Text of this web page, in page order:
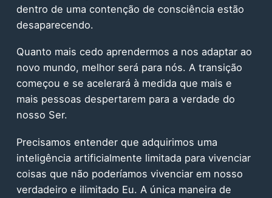
dentro de uma contenção de consciência estão
desaparecendo.
Quanto mais cedo aprendermos a nos adaptar ao
novo mundo, melhor será para nós. A transição
começou e se acelerará à medida que mais e
mais pessoas despertarem para a verdade do
nosso Ser.
Precisamos entender que adquirimos uma
inteligência artificialmente limitada para vivenciar
coisas que não poderíamos vivenciar em nosso
verdadeiro e ilimitado Eu. A única maneira de